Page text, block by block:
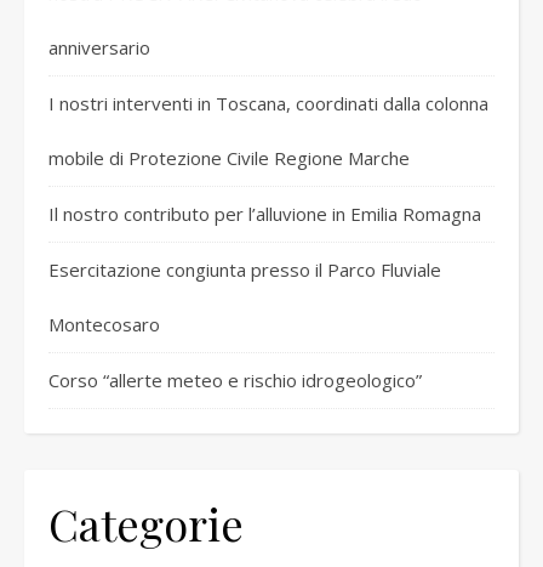
anniversario
I nostri interventi in Toscana, coordinati dalla colonna
mobile di Protezione Civile Regione Marche
Il nostro contributo per l’alluvione in Emilia Romagna
Esercitazione congiunta presso il Parco Fluviale
Montecosaro
Corso “allerte meteo e rischio idrogeologico”
Categorie